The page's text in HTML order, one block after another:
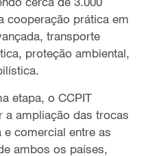
cooperação prática em
transporte
proteção ambiental,
etapa, o CCPIT
a ampliação das trocas
comercial entre as
ambos os países,